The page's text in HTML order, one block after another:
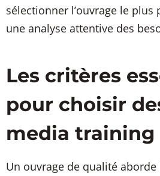
sélectionner l’ouvrage le
une analyse attentive des
Les critères
pour choisir
media training
Un ouvrage de qualité aborde